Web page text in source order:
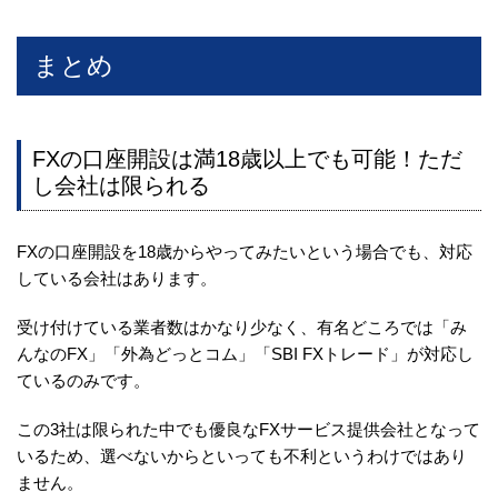
まとめ
FXの口座開設は満18歳以上でも可能！ただ
し会社は限られる
FXの口座開設を18歳からやってみたいという場合でも、対応
している会社はあります。
受け付けている業者数はかなり少なく、有名どころでは「み
んなのFX」「外為どっとコム」「SBI FXトレード」が対応し
ているのみです。
この3社は限られた中でも優良なFXサービス提供会社となって
いるため、選べないからといっても不利というわけではあり
ません。